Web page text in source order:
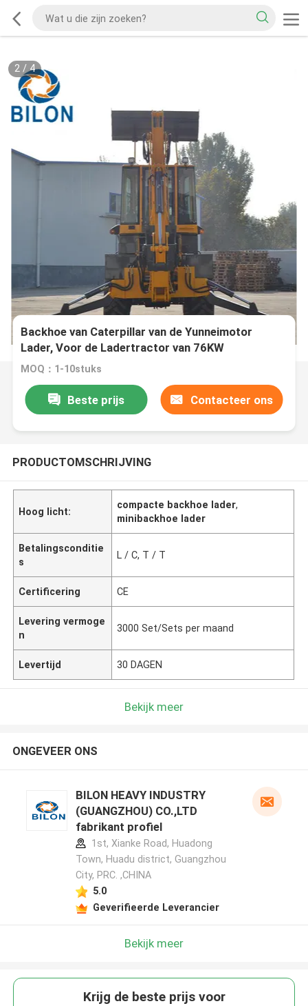
2/4
Backhoe van Caterpillar van de Yunneimotor
Lader, Voor de Ladertractor van 76KW
MOQ：1-10stuks
Beste prijs Contacteer ons
PRODUCTOMSCHRIJVING
Hoog licht:
compacte backhoe lader,
minibackhoe lader
Betalingsconditie
s
L / C, T / T
Certificering CE
Levering vermoge
n
3000 Set/Sets per maand
Levertijd 30 DAGEN
Bekijk meer
ONGEVEER ONS
BILON HEAVY INDUSTRY
(GUANGZHOU) CO.,LTD
fabrikant profiel
1st, Xianke Road, Huadong
Town, Huadu district, Guangzhou
City, PRC. ,CHINA
5.0
Geverifieerde Leverancier
Bekijk meer
Krijg de beste prijs voor